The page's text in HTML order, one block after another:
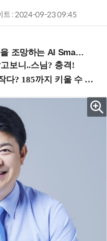
트 : 2024-09-23 09:45
Summit 2026 (9/11 코엑스)